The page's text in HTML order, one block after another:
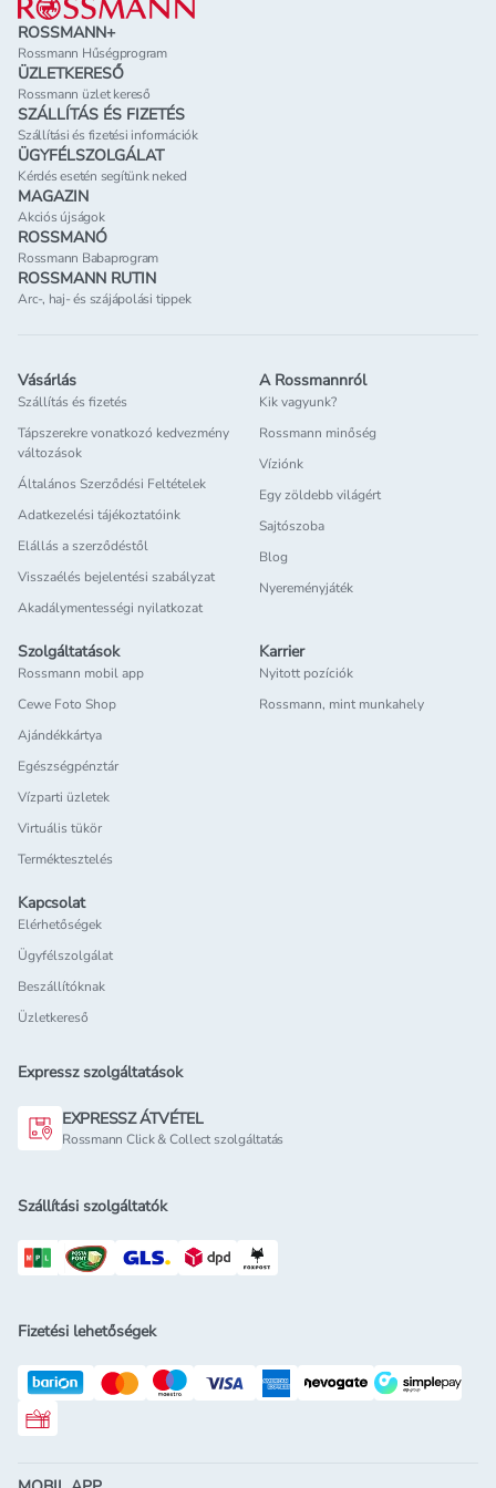
ROSSMANN+
Rossmann Hűségprogram
ÜZLETKERESŐ
Rossmann üzlet kereső
SZÁLLÍTÁS ÉS FIZETÉS
Szállítási és fizetési információk
ÜGYFÉLSZOLGÁLAT
Kérdés esetén segítünk neked
MAGAZIN
Akciós újságok
ROSSMANÓ
Rossmann Babaprogram
ROSSMANN RUTIN
Arc-, haj- és szájápolási tippek
Vásárlás
Szállítás és fizetés
Tápszerekre vonatkozó kedvezmény
változások
Általános Szerződési Feltételek
Adatkezelési tájékoztatóink
Elállás a szerződéstől
Visszaélés bejelentési szabályzat
Akadálymentességi nyilatkozat
A Rossmannról
Kik vagyunk?
Rossmann minőség
Víziónk
Egy zöldebb világért
Sajtószoba
Blog
Nyereményjáték
Szolgáltatások
Rossmann mobil app
Cewe Foto Shop
Ajándékkártya
Egészségpénztár
Vízparti üzletek
Virtuális tükör
Terméktesztelés
Karrier
Nyitott pozíciók
Rossmann, mint munkahely
Kapcsolat
Elérhetőségek
Ügyfélszolgálat
Beszállítóknak
Üzletkereső
Expressz szolgáltatások
EXPRESSZ ÁTVÉTEL
Rossmann Click & Collect szolgáltatás
Szállítási szolgáltatók
Fizetési lehetőségek
Rossmann ajándékkártya